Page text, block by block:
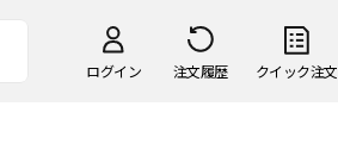
ログイン 注文履歴 クイック注文